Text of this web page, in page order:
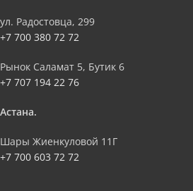
ул. Радостовца, 299
+7 700 380 72 72
Рынок Саламат 5, Бутик 6
+7 707 194 22 76
Астана.
Шары Жиенкуловой 11Г
+7 700 603 72 72